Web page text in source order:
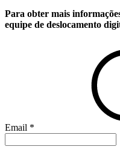
Para obter mais
equipe de deslocamento
Email *